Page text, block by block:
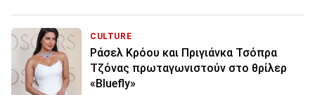
CULTURE
Ράσελ Κρόου και Πριγιάνκα Τσόπρα
Τζόνας πρωταγωνιστούν στο θρίλερ
«Bluefly»